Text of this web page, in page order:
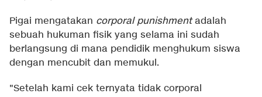
Pigai mengatakan corporal punishmentadalah
sebuah hukuman fisik yang selama ini sudah
berlangsung di mana pendidik menghukum siswa
dengan mencubit dan memukul.
"Setelah kami cek ternyata tidak corporal